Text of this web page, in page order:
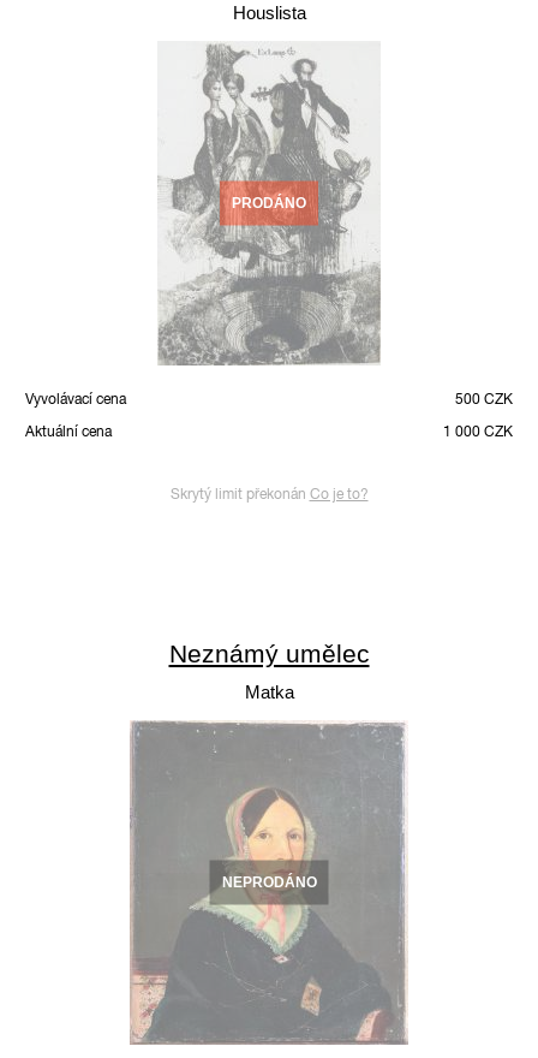
Houslista
PRODÁNO
Vyvolávací cena
500 CZK
Aktuální cena
1 000 CZK
Skrytý limit překonán Co je to?
Neznámý umělec
Matka
NEPRODÁNO